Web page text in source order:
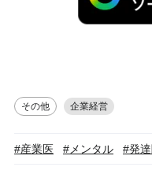
その他 企業経営
#産業医 #メンタル #発